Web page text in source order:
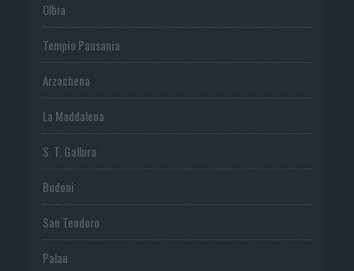
Olbia
Tempio Pausania
Arzachena
La Maddalena
S. T. Gallura
Budoni
San Teodoro
Palau